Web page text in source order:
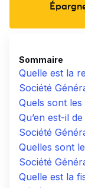
Sommaire
Quelle est la
Société
Quels sont
Qu’en est-il
Société
Quelles sont
Société
Quelle est la